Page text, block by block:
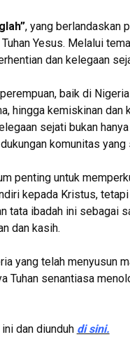
, yang berlandaskan
Yesus. Melalui
dan kelegaan
baik di
hingga kemiskinan dan
sejati bukan
komunitas yang
penting untuk
kepada Kristus,
tata ibadah ini sebagai
dan kasih.
yang telah menyusun
Tuhan senantiasa
dan diunduh di sini.